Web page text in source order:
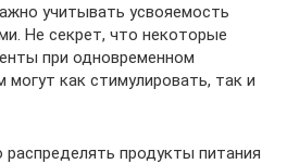
учитывать усвояемость
Не секрет, что некоторые
при одновременном
могут как стимулировать, так и
продукты питания